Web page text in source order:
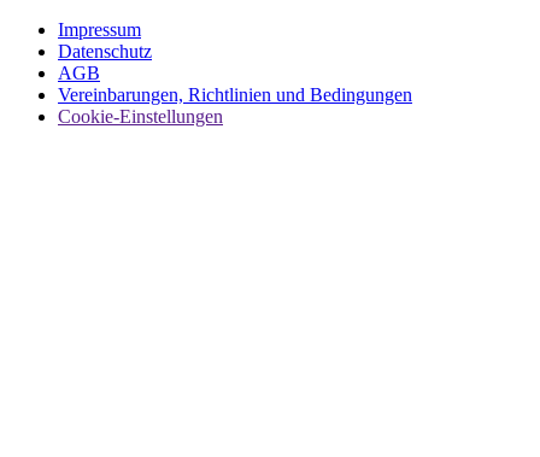
Impressum
Datenschutz
AGB
Vereinbarungen, Richtlinien und Bedingungen
Cookie-Einstellungen